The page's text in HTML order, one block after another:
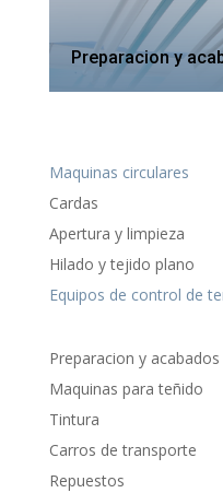
Preparacion y
Maquinas circulares
Cardas
Apertura y limpieza
Hilado y tejido plano
Equipos de control de
Preparacion y
Maquinas para teñido
Tintura
Carros de transporte
Repuestos